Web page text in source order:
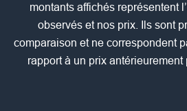
montants affichés représentent
observés et nos prix. Ils sont
comparaison et ne correspondent
rapport à un prix antérieurement